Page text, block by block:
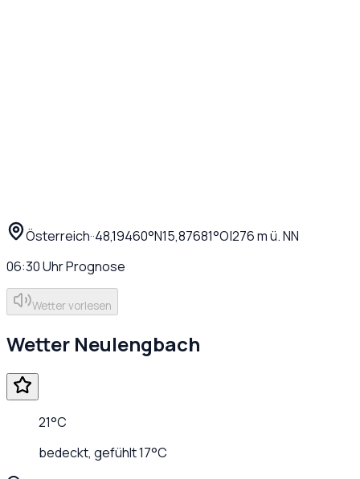
Österreich··48,19460°N15,87681°O|276m ü. NN
06:30UhrPrognose
Wetter vorlesen
Wetter Neulengbach
21°C
bedeckt, gefühlt17°C